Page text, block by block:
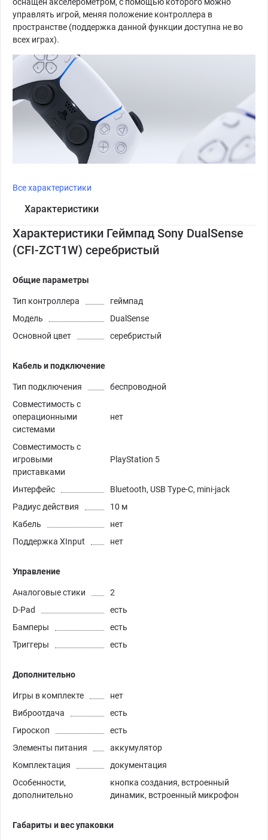
управлять игрой, меняя положение контроллера в
пространстве (поддержка данной функции доступна не во
всех играх).
Все характеристики
Характеристики
Характеристики Геймпад Sony DualSense
(CFI-ZCT1W) серебристый
Общие параметры
Тип контроллера
геймпад
Модель
DualSense
Основной цвет
серебристый
Кабель и подключение
Тип подключения
беспроводной
Совместимость с
операционными
системами
нет
Совместимость с
игровыми
приставками
PlayStation 5
Интерфейс
Bluetooth, USB Type-C, mini-jack
Радиус действия
10 м
Кабель
нет
Поддержка XInput
нет
Управление
Аналоговые стики
2
D-Pad
есть
Бамперы
есть
Триггеры
есть
Дополнительно
Игры в комплекте
нет
Виброотдача
есть
Гироскоп
есть
Элементы питания
аккумулятор
Комплектация
документация
Особенности,
дополнительно
кнопка создания, встроенный
динамик, встроенный микрофон
Габариты и вес упаковки